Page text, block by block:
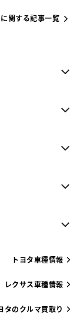
関する記事一覧
トヨタ車種情報
レクサス車種情報
タのクルマ買取り